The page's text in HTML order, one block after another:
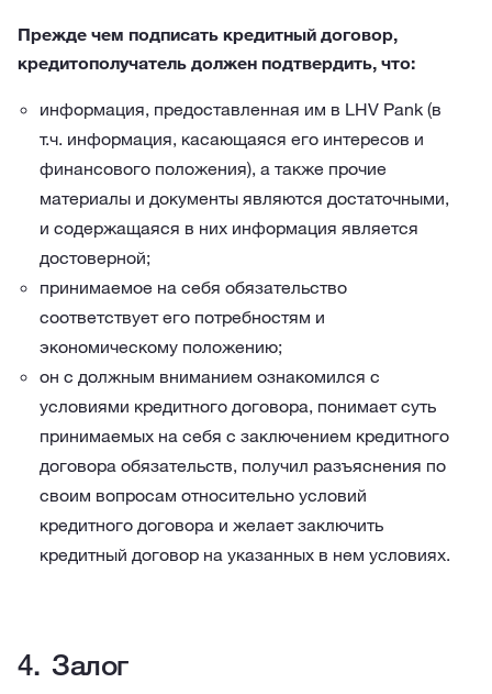
Прежде чем подписать кредитный договор,
кредитополучатель должен подтвердить, что:
информация, предоставленная им в LHV Pank (в
т.ч. информация, касающаяся его интересов и
финансового положения), а также прочие
материалы и документы являются достаточными,
и содержащаяся в них информация является
достоверной;
принимаемое на себя обязательство
соответствует его потребностям и
экономическому положению;
он с должным вниманием ознакомился с
условиями кредитного договора, понимает суть
принимаемых на себя с заключением кредитного
договора обязательств, получил разъяснения по
своим вопросам относительно условий
кредитного договора и желает заключить
кредитный договор на указанных в нем условиях.
Залог